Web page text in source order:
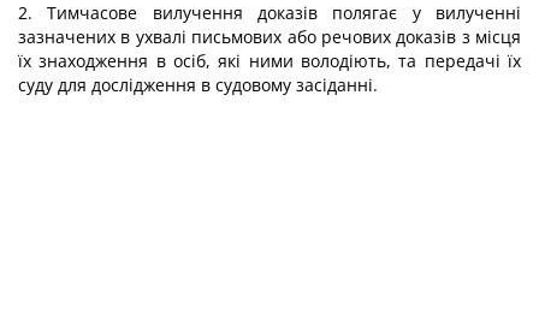
2. Тимчасове вилучення доказів полягає у вилученні
зазначених в ухвалі письмових або речових доказів з місця
їх знаходження в осіб, які ними володіють, та передачі їх
суду для дослідження в судовому засіданні.